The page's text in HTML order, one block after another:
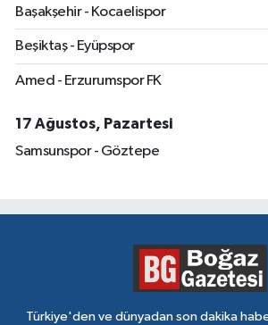
Başakşehir - Kocaelispor
Beşiktaş - Eyüpspor
Amed - Erzurumspor FK
17 Ağustos, Pazartesi
Samsunspor - Göztepe
Türkiye'den ve dünyadan son dakika